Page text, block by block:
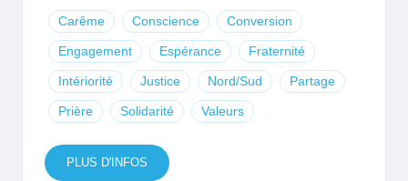
Carême Conscience Conversion
Engagement Espérance Fraternité
Intériorité Justice Nord/Sud Partage
Prière Solidarité Valeurs
PLUS D'INFOS